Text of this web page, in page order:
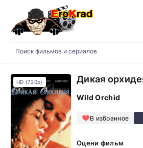
Дикая
Wild Orchid
В избранное
HD (720p)
Оцени фильм